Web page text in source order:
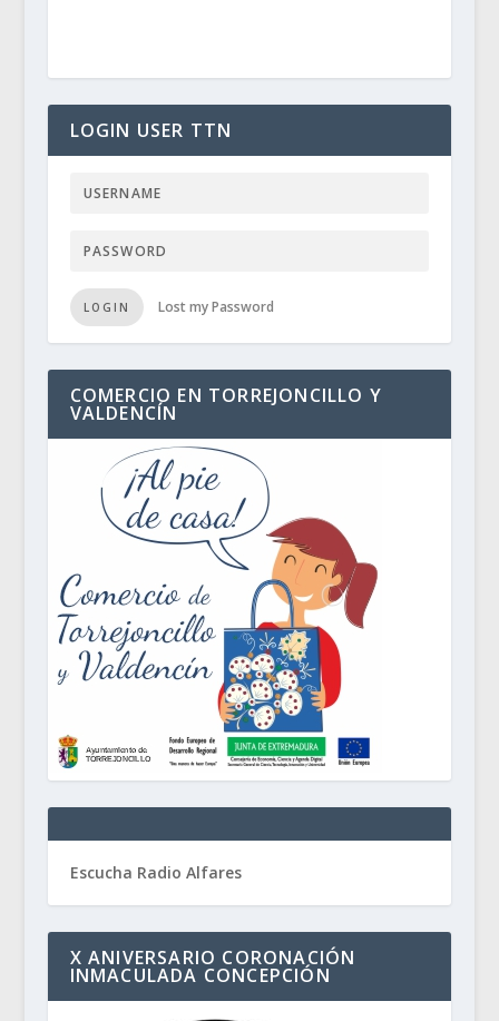
LOGIN USER TTN
LOGIN Lost my Password
COMERCIO EN TORREJONCILLO Y
VALDENCÍN
Escucha Radio Alfares
X ANIVERSARIO CORONACIÓN
INMACULADA CONCEPCIÓN